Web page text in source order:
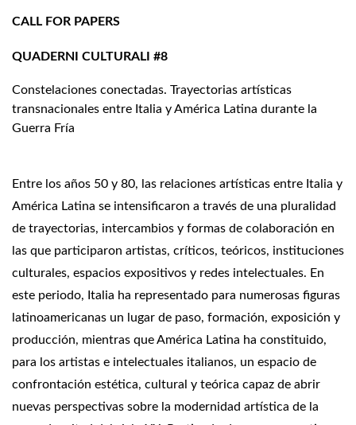
CALL FOR PAPERS
QUADERNI CULTURALI #8
Constelaciones conectadas. Trayectorias artísticas
transnacionales entre Italia y América Latina durante la
Guerra Fría
Entre los años 50 y 80, las relaciones artísticas entre Italia y
América Latina se intensificaron a través de una pluralidad
de trayectorias, intercambios y formas de colaboración en
las que participaron artistas, críticos, teóricos, instituciones
culturales, espacios expositivos y redes intelectuales. En
este periodo, Italia ha representado para numerosas figuras
latinoamericanas un lugar de paso, formación, exposición y
producción, mientras que América Latina ha constituido,
para los artistas e intelectuales italianos, un espacio de
confrontación estética, cultural y teórica capaz de abrir
nuevas perspectivas sobre la modernidad artística de la